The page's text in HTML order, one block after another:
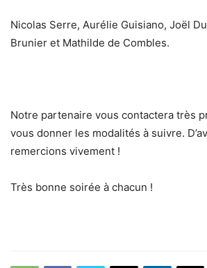
Nicolas Serre, Aurélie Guisiano, Joël
Brunier et Mathilde de Combles.
Notre partenaire vous contactera très
vous donner les modalités à suivre.
remercions vivement !
Très bonne soirée à chacun !